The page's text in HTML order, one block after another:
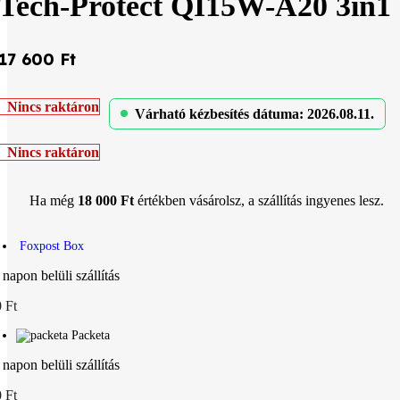
600 Ft
Nincs raktáron Várható kézbesítés dátuma: 2026.08.11.
Nincs raktáron
Ha még 18 000 Ft értékben vásárolsz, a szállítás ingyenes lesz.
Foxpost Box
belüli szállítás
Ft
Packeta
belüli szállítás
Ft